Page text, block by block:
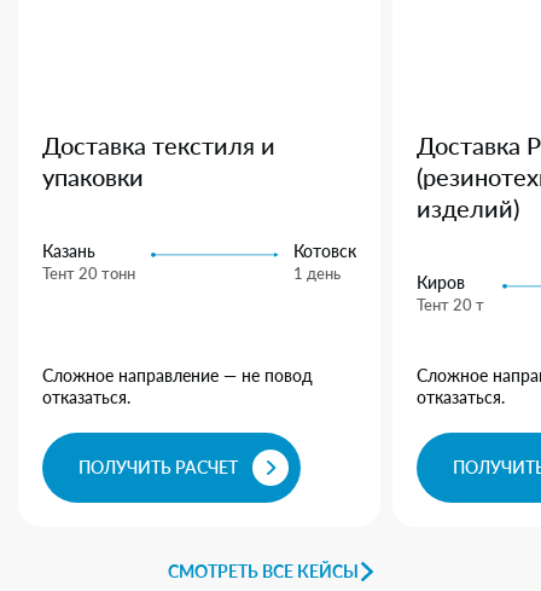
СМОТРЕТЬ ВСЕ КЕЙСЫ
Доставка текстиля и
упаковки
Казань
Тент 20 тонн
Котовск
1 день
Сложное направление — не повод
отказаться.
ПОЛУЧИТЬ РАСЧЕТ
Доставка
изделий)
Киров
Тент 20 т
Сложное
отказаться.